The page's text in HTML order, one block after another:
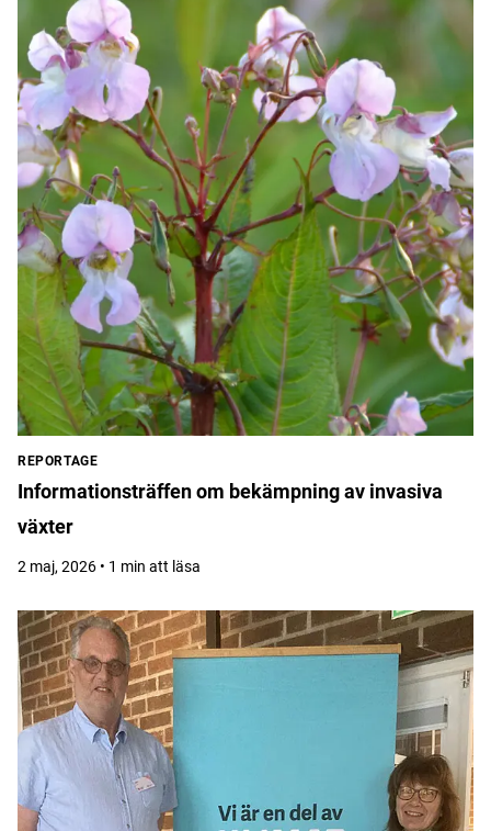
REPORTAGE
Informationsträffen om bekämpning av invasiva
växter
2 maj, 2026 • 1 min att läsa